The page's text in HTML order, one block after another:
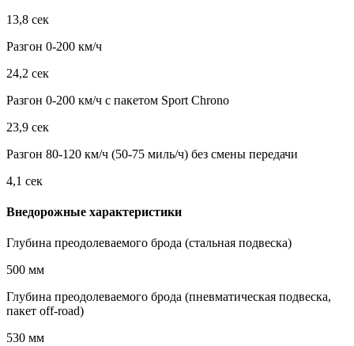
13,8 сек
Разгон 0-200 км/ч
24,2 сек
Разгон 0-200 км/ч с пакетом Sport Chrono
23,9 сек
Разгон 80-120 км/ч (50-75 миль/ч) без смены передачи
4,1 сек
Внедорожные характеристики
Глубина преодолеваемого брода (стальная подвеска)
500 мм
Глубина преодолеваемого брода (пневматическая подвеска,
пакет off-road)
530 мм